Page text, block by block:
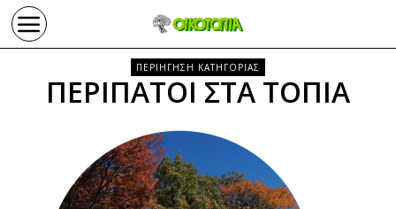
ΠΕΡΙΗΓΗΣΗ ΚΑΤΗΓΟΡΙΑΣ
ΠΕΡΙΠΑΤΟΙ ΣΤΑ ΤΟΠΙΑ